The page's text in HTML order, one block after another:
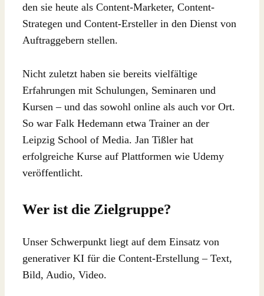
den sie heute als Content-Marketer, Content-
Strategen und Content-Ersteller in den Dienst von
Auftraggebern stellen.
Nicht zuletzt haben sie bereits vielfältige
Erfahrungen mit Schulungen, Seminaren und
Kursen – und das sowohl online als auch vor Ort.
So war Falk Hedemann etwa Trainer an der
Leipzig School of Media. Jan Tißler hat
erfolgreiche Kurse auf Plattformen wie Udemy
veröffentlicht.
Wer ist die Zielgruppe?
Unser Schwerpunkt liegt auf dem Einsatz von
generativer KI für die Content-Erstellung – Text,
Bild, Audio, Video.